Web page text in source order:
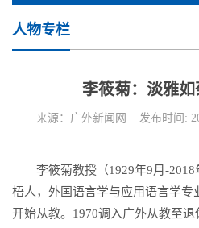
人物专栏
李筱菊：淡雅
来源：广外新闻网 发布时间:
李筱菊教授（1929年9月-2018
梧人，外国语言学与应用语言学专
开始从教。1970调入广外从教至